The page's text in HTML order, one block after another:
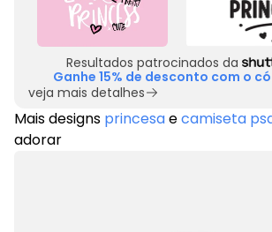
Resultados patrocinados da
Ganhe 15% de desconto com o
veja mais detalhes
Mais designs princesaecamiseta
adorar